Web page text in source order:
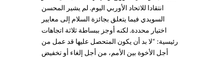
انتقادا للاتحاد الأوربي اليوم. لم يشير المحسن
السويدي فيما يتعلق بجائزة السلام إلى معايير
اختيار محددة. لكنه أوجز ببساطة ثلاثة اتجاهات
رئيسية: “لا بد أن يكون المتحصل عليها قد عمل من
أجل الأخوة بين الأمم، من أجل إلغاء أو تخفيض